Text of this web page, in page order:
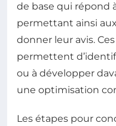
de base qui répond
permettant ainsi
donner leur avis.
permettent
ou à développer
une optimisation
Les étapes pour